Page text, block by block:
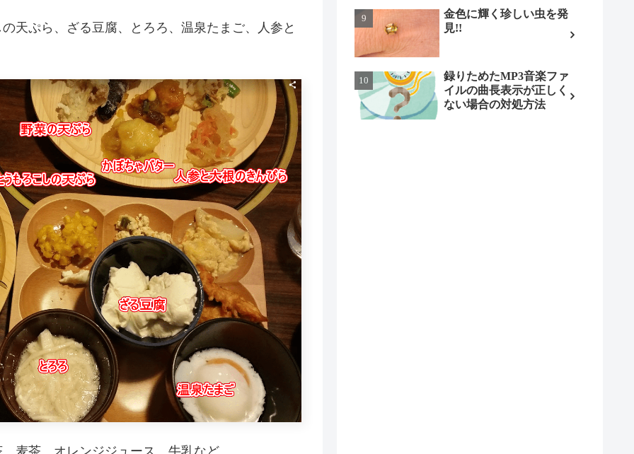
天ぷら、ざる豆腐、とろろ、温泉たまご、人参と
麦茶、オレンジジュース、牛乳など。
条件とは（ノーマル編）
金色に輝く珍しい虫を発
見!!
録りためたMP3音楽ファ
イルの曲長表示が正しく
ない場合の対処方法